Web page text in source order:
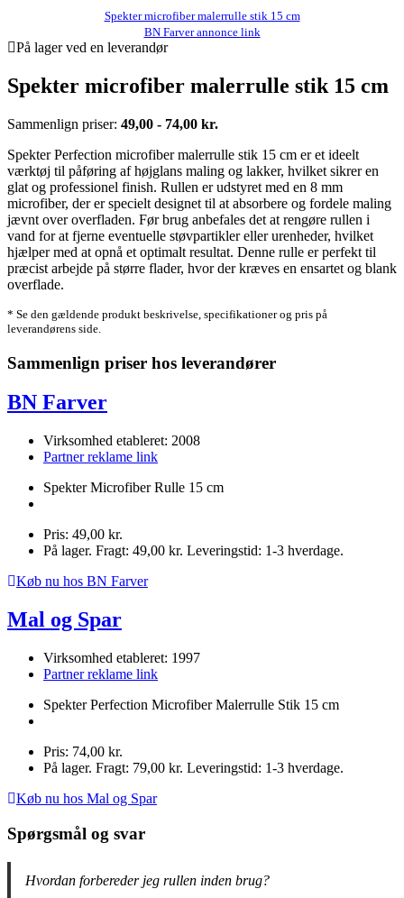
Spekter microfiber malerrulle stik 15 cm
BN Farver annonce link
På lager ved en leverandør
Spekter microfiber malerrulle stik 15 cm
Sammenlign priser: 49,00 - 74,00 kr.
Spekter Perfection microfiber malerrulle stik 15 cm er et ideelt
værktøj til påføring af højglans maling og lakker, hvilket sikrer en
glat og professionel finish. Rullen er udstyret med en 8 mm
microfiber, der er specielt designet til at absorbere og fordele maling
jævnt over overfladen. Før brug anbefales det at rengøre rullen i
vand for at fjerne eventuelle støvpartikler eller urenheder, hvilket
hjælper med at opnå et optimalt resultat. Denne rulle er perfekt til
præcist arbejde på større flader, hvor der kræves en ensartet og blank
overflade.
* Se den gældende produkt beskrivelse, specifikationer og pris på
leverandørens side.
Sammenlign priser hos leverandører
BN Farver
Virksomhed etableret: 2008
Partner reklame link
Spekter Microfiber Rulle 15 cm
Pris: 49,00 kr.
På lager. Fragt: 49,00 kr. Leveringstid: 1-3 hverdage.
Køb nu hos BN Farver
Mal og Spar
Virksomhed etableret: 1997
Partner reklame link
Spekter Perfection Microfiber Malerrulle Stik 15 cm
Pris: 74,00 kr.
På lager. Fragt: 79,00 kr. Leveringstid: 1-3 hverdage.
Køb nu hos Mal og Spar
Spørgsmål og svar
Hvordan forbereder jeg rullen inden brug?